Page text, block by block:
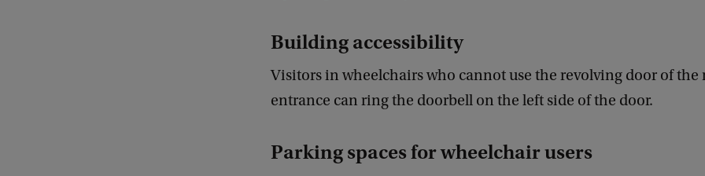
Building accessibility
Visitors in wheelchairs who cannot use the revolving door of the
entrance can ring the doorbell on the left side of the door.
Parking spaces for wheelchair users